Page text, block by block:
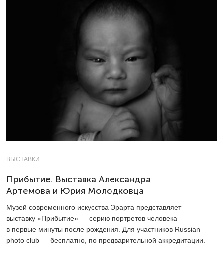
ВЫСТАВКИ
Прибытие. Выставка Александра
Артемова и Юрия Молодковца
Музей современного искусства Эрарта представляет
выставку «Прибытие» — серию портретов человека
в первые минуты после рождения. Для участников Russian
photo club — бесплатно, по предварительной аккредитации.